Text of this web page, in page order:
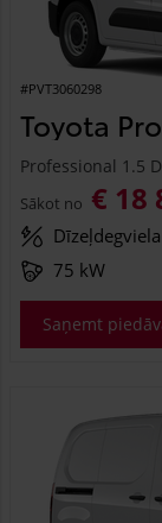
#PVT3060298
Toyota
Professional 1.5
Sākot no € 18
Dīzeļdegviela
75 kW
Saņemt